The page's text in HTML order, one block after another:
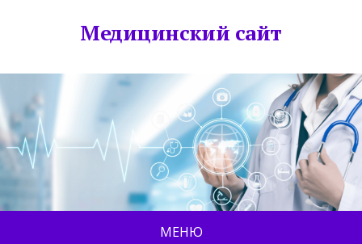
Медицинский сайт
МЕНЮ